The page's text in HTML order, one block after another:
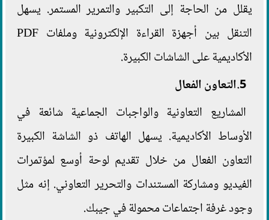
يقلل من الحاجة إلى التكبير والتمرير المستمر. يسهل
التنقل بين أجهزة القراءة الإلكترونية وملفات PDF
الأكاديمية على الشاشات الكبيرة.
5.التعاون الفعال
المشاريع التعاونية والواجبات الجماعية شائعة في
الأوساط الأكاديمية. يسهل الهاتف ذو الشاشة الكبيرة
التعاون الفعال من خلال تقديم لوحة أوسع لمؤتمرات
الفيديو ومشاركة المستندات والتحرير التعاوني. إنه مثل
وجود غرفة اجتماعات محمولة في جيبك.